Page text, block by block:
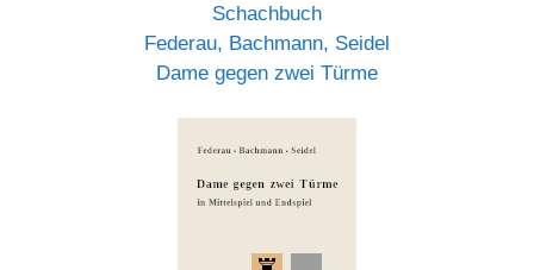
Schachbuch
Federau, Bachmann, Seidel
Dame gegen zwei Türme